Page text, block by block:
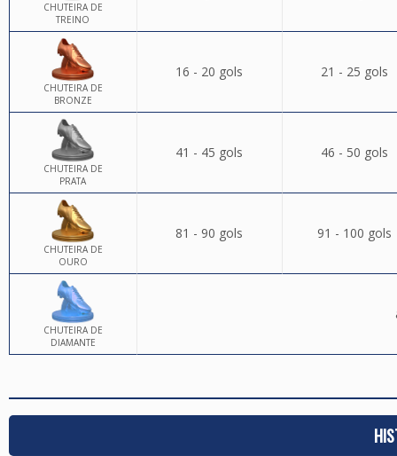
CHUTEIRA DE
TREINO
CHUTEIRA DE
BRONZE
16 - 20 gols 21 - 25 gols
CHUTEIRA DE
PRATA
41 - 45 gols 46 - 50 gols
CHUTEIRA DE
OURO
81 - 90 gols 91 - 100 gols
CHUTEIRA DE
DIAMANTE